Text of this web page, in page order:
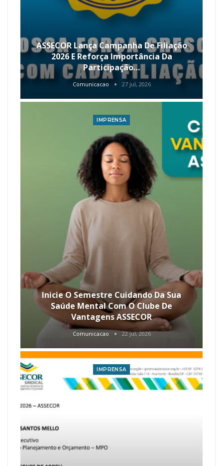
ASSECOR Lança Campanha De Filiação
2026 E Reforça Importância Da
Participação…
Comunicacao 27 jul, 2026
IMPRENSA
Inicie O Semestre Cuidando Da Sua
Saúde Mental Com O Clube De
Vantagens ASSECOR
Comunicacao 22 jul, 2026
IMPRENSA